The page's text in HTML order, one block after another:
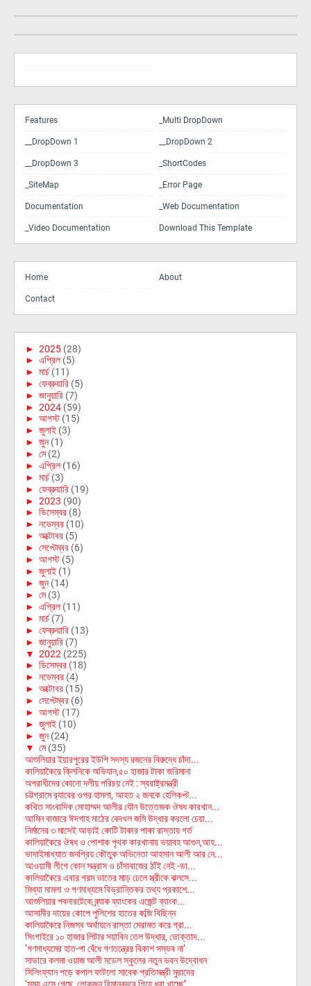
Features _Multi DropDown
__DropDown 1 __DropDown 2
__DropDown 3 _ShortCodes
_SiteMap _Error Page
Documentation _Web Documentation
_Video Documentation Download This Template
Home About
Contact
► 2025 (28)
► এপ্রিল (5)
► মার্চ (11)
► ফেব্রুয়ারি (5)
► জানুয়ারি (7)
► 2024 (59)
► আগস্ট (15)
► জুলাই (3)
► জুন (1)
► মে (2)
► এপ্রিল (16)
► মার্চ (3)
► ফেব্রুয়ারি (19)
► 2023 (90)
► ডিসেম্বর (8)
► নভেম্বর (10)
► অক্টোবর (5)
► সেপ্টেম্বর (6)
► আগস্ট (5)
► জুলাই (1)
► জুন (14)
► মে (3)
► এপ্রিল (11)
► মার্চ (7)
► ফেব্রুয়ারি (13)
► জানুয়ারি (7)
▼ 2022 (225)
► ডিসেম্বর (18)
► নভেম্বর (4)
► অক্টোবর (15)
► সেপ্টেম্বর (6)
► আগস্ট (17)
► জুলাই (10)
► জুন (24)
▼ মে (35)
আশুলিয়ার ইয়ারপুরের ইউপি সদস্য রজনের বিরুদ্ধে চাঁদা...
কালিয়াকৈরে ক্লিনিকে অভিযান,৫০ হাজার টাকা জরিমানা
অপরাধীদের কোনো দলীয় পরিচয় নেই : স্বরাষ্ট্রমন্ত্রী
চট্টগ্রামে র‍্যাবের ওপর হামলা, আহত ২ জনকে হেলিকপ্ট...
কথিত সাংবাদিক মোহাম্মদ আলীর যৌন উত্তেজক ঔষধ কারখান...
আমিন বাজারে ঈদগাহ মাঠের বেদখল জমি উদ্ধার করলো চেয়া...
নির্মানের ৩ মাসেই আড়াই কোটি টাকার পাকা রাস্তায় গর্ত
কালিয়াকৈরে ঔষধ ও পোশাক পৃথক কারখানায় ভয়াবহ আগুন,আহ...
ভাদাইমাখ্যাত জনপ্রিয় কৌতুক অভিনেতা আহসান আলী আর নে...
আওয়ামী লীগে কোন সন্ত্রাস ও চাঁদাবাজের ঠাঁই নেই -ডা...
কালিয়াকৈরে এবার গরম ভাতের মাড় ঢেলে স্ত্রীকে ঝলসে...
মিথ্যা মামলা ও গণমাধ্যমে বিভ্রান্তিকর তথ্য প্রকাশে...
আশুলিয়ার পবনারটেকে ব্র্যাক ব্যাংকের এজেন্ট ব্যাংক...
আসামীর দায়ের কোপে পুলিশের হাতের কব্জি বিছিন্ন
কালিয়াকৈরে নিজস্ব অর্থায়নে রাস্তা মেরামত করে গ্রা...
সিংগাইরে ১০ হাজার লিটার সয়াবিন তেল উদ্ধার, ভোক্তাদ...
‘গণমাধ্যমের হাত-পা বেঁধে গণতন্ত্রের বিকাশ সম্ভব না’
সাভারে কলমা ওয়াজ আলী মডেল স্কুলের নতুন ভবন উদ্বোধন
সিলিংফ্যান পড়ে কপাল ফাটলো সাবেক প্রতিমন্ত্রী মুরাদের
‘সময় এসে গেছে, লোকজন বিমানবন্দরে গিয়ে ধরা খাচ্ছে’